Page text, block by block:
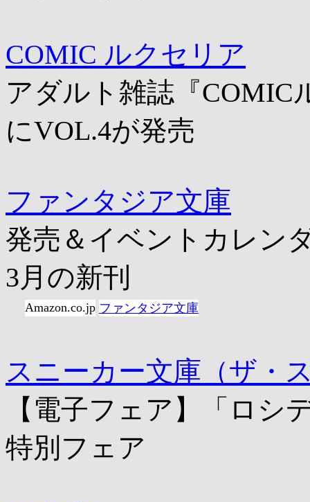
COMIC ルクセリア
アダルト雑誌『COMIC
にVOL.4が発売
ファンタジア文庫
発売＆イベントカレン
3月の新刊
Amazon.co.jp ファンタジア文庫
スニーカー文庫（ザ・
【電子フェア】「ロ
特別フェア